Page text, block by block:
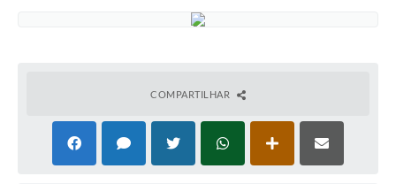
COMPARTILHAR